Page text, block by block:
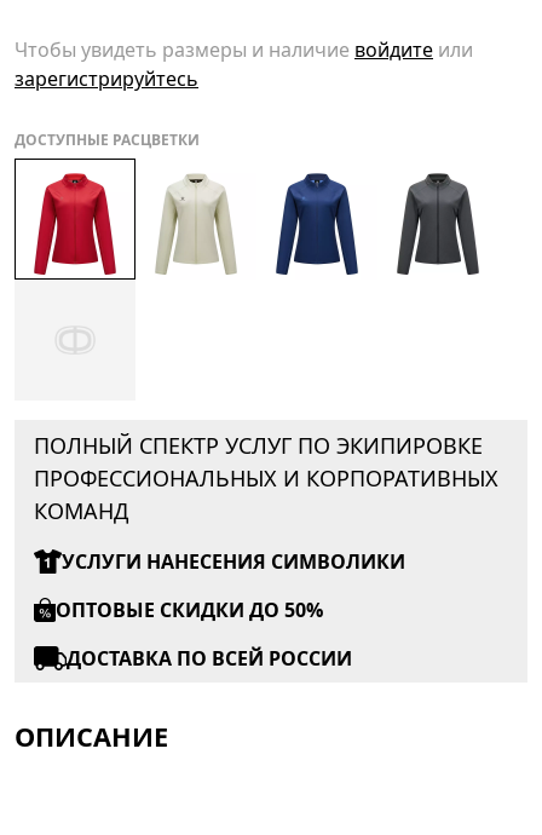
Чтобы увидеть размеры и наличие войдите или
зарегистрируйтесь
ДОСТУПНЫЕ РАСЦВЕТКИ
ПОЛНЫЙ СПЕКТР УСЛУГ ПО ЭКИПИРОВКЕ
ПРОФЕССИОНАЛЬНЫХ И КОРПОРАТИВНЫХ
КОМАНД
УСЛУГИ НАНЕСЕНИЯ СИМВОЛИКИ
ОПТОВЫЕ СКИДКИ ДО 50%
ДОСТАВКА ПО ВСЕЙ РОССИИ
ОПИСАНИЕ